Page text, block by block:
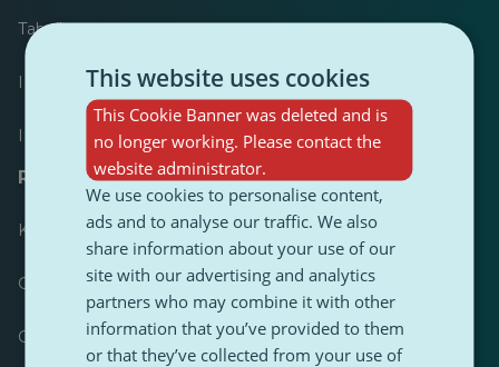
Tabellone
I più pubblicati
I più seguiti
Risorse per giornalisti
Kit di strumenti
Guida di stile del contenuto PulseZ
Guida per i post dei collaboratori PulseZ
This website uses cookies
This Cookie Banner was deleted and is
no longer working. Please contact the
website administrator.
We use cookies to personalise content,
ads and to analyse our traffic. We also
share information about your use of our
site with our advertising and analytics
partners who may combine it with other
information that you’ve provided to them
or that they’ve collected from your use of